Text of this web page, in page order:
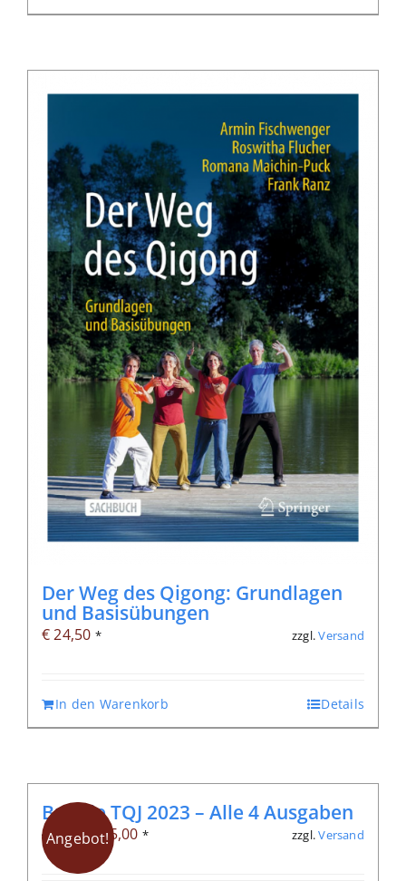
Der Weg des Qigong: Grundlagen
und Basisübungen
€24,50 * zzgl.Versand
In den Warenkorb Details
Angebot!
Bundle TQJ 2023 – Alle 4 Ausgaben
€51,20 Ursprünglicher
Preis
€25,00Aktueller
* zzgl.Versand